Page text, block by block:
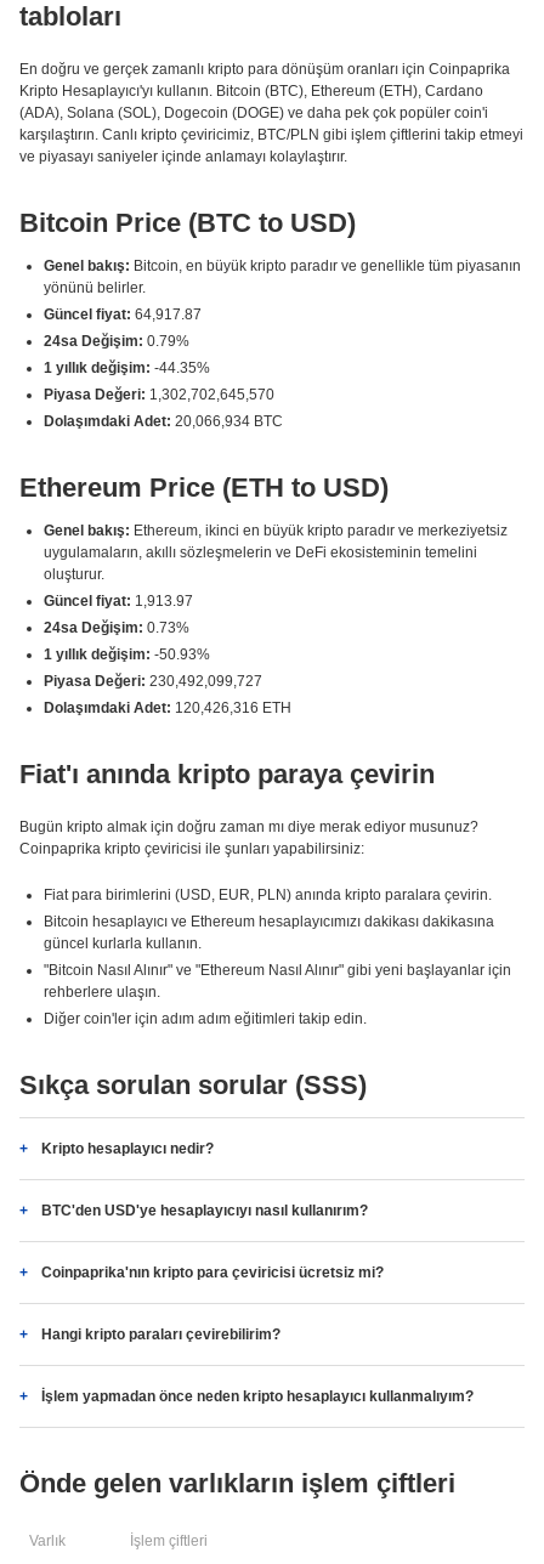
tabloları
En doğru ve gerçek zamanlı kripto para dönüşüm oranları için Coinpaprika
Kripto Hesaplayıcı'yı kullanın. Bitcoin (BTC), Ethereum (ETH), Cardano
(ADA), Solana (SOL), Dogecoin (DOGE) ve daha pek çok popüler coin'i
karşılaştırın. Canlı kripto çeviricimiz, BTC/PLN gibi işlem çiftlerini takip etmeyi
ve piyasayı saniyeler içinde anlamayı kolaylaştırır.
Bitcoin Price (BTC to USD)
Genel bakış: Bitcoin, en büyük kripto paradır ve genellikle tüm piyasanın
yönünü belirler.
Güncel fiyat: 64,917.87
24sa Değişim: 0.79%
1 yıllık değişim: -44.35%
Piyasa Değeri: 1,302,702,645,570
Dolaşımdaki Adet: 20,066,934 BTC
Ethereum Price (ETH to USD)
Genel bakış: Ethereum, ikinci en büyük kripto paradır ve merkeziyetsiz
uygulamaların, akıllı sözleşmelerin ve DeFi ekosisteminin temelini
oluşturur.
Güncel fiyat: 1,913.97
24sa Değişim: 0.73%
1 yıllık değişim: -50.93%
Piyasa Değeri: 230,492,099,727
Dolaşımdaki Adet: 120,426,316 ETH
Fiat'ı anında kripto paraya çevirin
Bugün kripto almak için doğru zaman mı diye merak ediyor musunuz?
Coinpaprika kripto çeviricisi ile şunları yapabilirsiniz:
Fiat para birimlerini (USD, EUR, PLN) anında kripto paralara çevirin.
Bitcoin hesaplayıcı ve Ethereum hesaplayıcımızı dakikası dakikasına
güncel kurlarla kullanın.
"Bitcoin Nasıl Alınır" ve "Ethereum Nasıl Alınır" gibi yeni başlayanlar için
rehberlere ulaşın.
Diğer coin'ler için adım adım eğitimleri takip edin.
Sıkça sorulan sorular (SSS)
Kripto hesaplayıcı nedir?
BTC'den USD'ye hesaplayıcıyı nasıl kullanırım?
Coinpaprika'nın kripto para çeviricisi ücretsiz mi?
Hangi kripto paraları çevirebilirim?
İşlem yapmadan önce neden kripto hesaplayıcı kullanmalıyım?
Önde gelen varlıkların işlem çiftleri
Varlık İşlem çiftleri